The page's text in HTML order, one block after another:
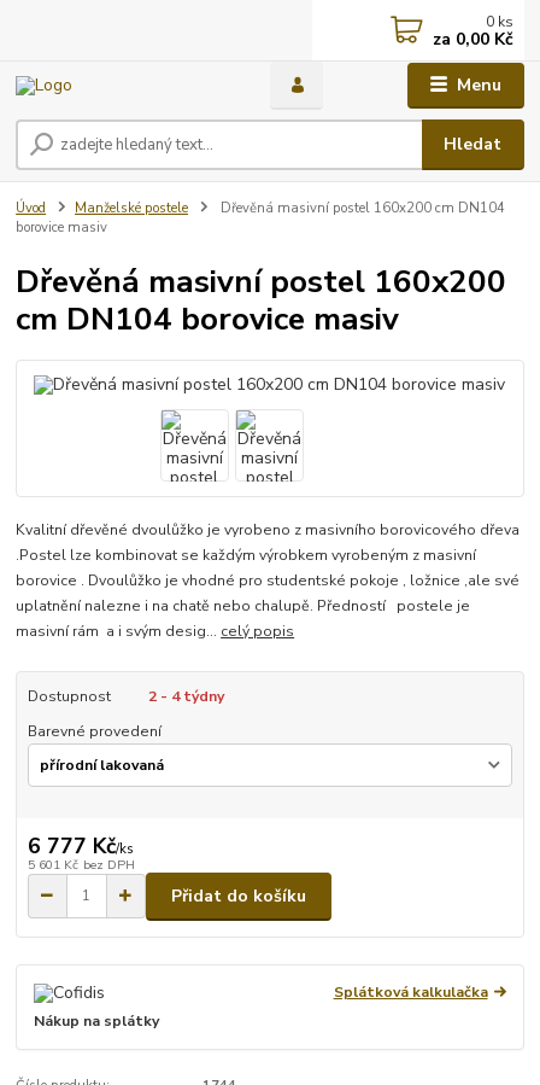
Menu
Hledat
0 ks
za 0,00 Kč
Úvod Manželské postele
Dřevěná masivní postel 160x200 cm DN104
borovice masiv
Dřevěná masivní postel 160x200
cm DN104 borovice masiv
Kvalitní dřevěné dvoulůžko je vyrobeno z masivního borovicového dřeva
.Postel lze kombinovat se každým výrobkem vyrobeným z masivní
borovice . Dvoulůžko je vhodné pro studentské pokoje , ložnice ,ale své
uplatnění nalezne i na chatě nebo chalupě. Předností postele je
masivní rám a i svým desig... celý popis
Dostupnost
2 - 4 týdny
Barevné provedení
6 777 Kč/ks
5 601 Kč bez DPH
Přidat do košíku
Splátková kalkulačka
Nákup na splátky